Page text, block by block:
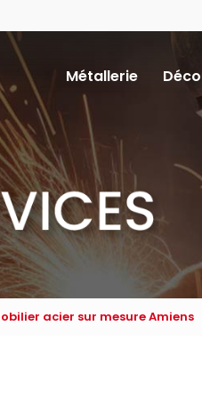
Métallerie
acier sur mesure Amiens